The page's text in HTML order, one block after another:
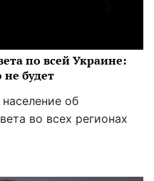
по всей Украине:
не будет
об
во всех регионах